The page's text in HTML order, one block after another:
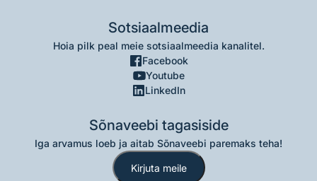
Sotsiaalmeedia
Hoia pilk peal meie sotsiaalmeedia kanalitel.
Facebook
Youtube
LinkedIn
Sõnaveebi tagasiside
Iga arvamus loeb ja aitab Sõnaveebi paremaks teha!
Kirjuta meile